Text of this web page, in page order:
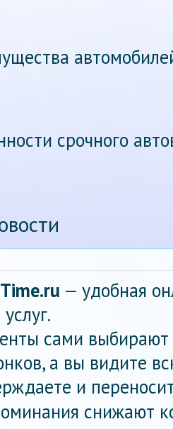
срочного
— удобная
сами
а вы видите
и
снижают